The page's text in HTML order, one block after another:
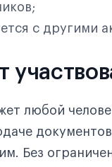
с другими
любой
Без